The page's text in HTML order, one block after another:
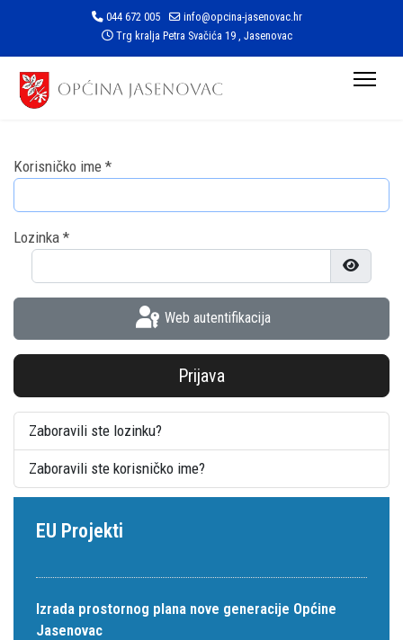
044 672 005
info@opcina-jasenovac.hr
Trg kralja Petra Svačića 19 , Jasenovac
Korisničko ime *
Lozinka *
Prikaži
Web autentifikacija
Prijava
Zaboravili ste lozinku?
Zaboravili ste korisničko ime?
EU Projekti
Izrada prostornog plana nove generacije Općine
Jasenovac